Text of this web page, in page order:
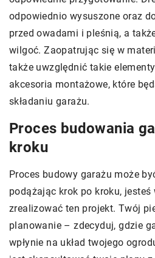
odpowiednio wysuszone oraz
przed owadami i pleśnią, a
wilgoć. Zaopatrując się w
także uwzględnić takie
akcesoria montażowe, które
składaniu garażu.
Proces budowania
kroku
Proces budowy garażu może
podążając krok po kroku,
zrealizować ten projekt. Twój
planowanie – zdecyduj, gdzie
wpłynie na układ twojego